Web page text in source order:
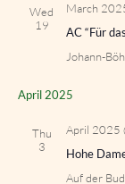
Wed
19
March
AC “Für
Johann-
April 2025
Thu
3
April 2025
Hohe
Auf der